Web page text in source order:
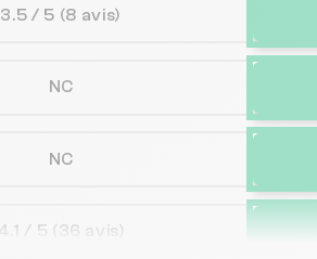
3.5 / 5 (8 avis)
NC
NC
4.1 / 5 (36 avis)